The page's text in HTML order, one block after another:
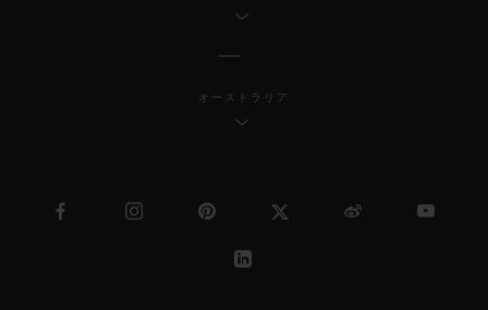
オーストラリア